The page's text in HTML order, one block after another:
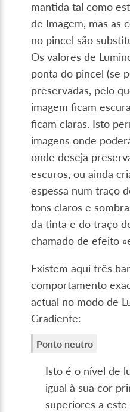
mantida tal como
de Imagem, mas as
no pincel são
Os valores de
ponta do pincel (se
preservadas, pelo
imagem ficam
ficam claras. Isto
imagens onde
onde deseja
escuros, ou ainda
espessa num traço
tons claros e
da tinta e do traço
chamado de efeito
Existem aqui três
comportamento
actual no modo de
Gradiente:
Ponto neutro
Isto é o nível de
igual à sua cor
superiores a